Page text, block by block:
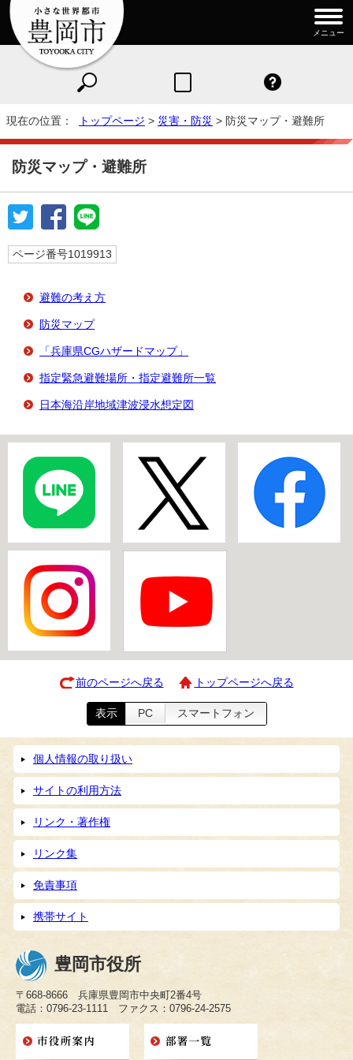
メニュー
現在の位置： トップページ > 災害・防災 > 防災マップ・避難所
防災マップ・避難所
ページ番号1019913
避難の考え方
防災マップ
「兵庫県CGハザードマップ」
指定緊急避難場所・指定避難所一覧
日本海沿岸地域津波浸水想定図
前のページへ戻る トップページへ戻る
表示 PC スマートフォン
個人情報の取り扱い
サイトの利用方法
リンク・著作権
リンク集
免責事項
携帯サイト
豊岡市役所
〒668-8666 兵庫県豊岡市中央町2番4号
電話：0796-23-1111 ファクス：0796-24-2575